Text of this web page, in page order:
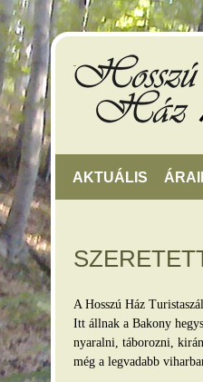
AKTUÁLIS
A Hosszú Ház
Itt állnak a Bakony
nyaralni, táborozni,
még a legvadabb